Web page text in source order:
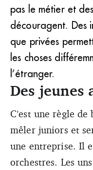
pas le métier et
découragent. Des
que privées
les choses
l’étranger.
Des jeunes
C’est une règle
mêler juniors et
une entreprise. Il
orchestres. Les